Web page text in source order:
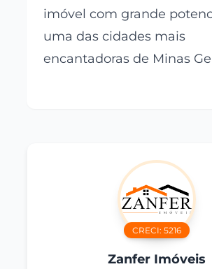
imóvel com grande
uma das cidades mais
encantadoras de Minas
CRECI: 5216
Zanfer Imóveis